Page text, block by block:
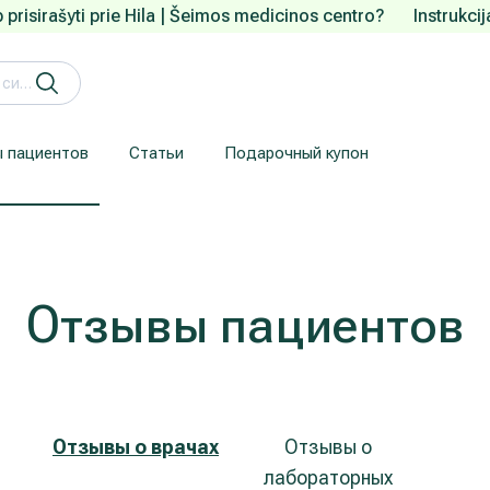
prisirašyti prie Hila | Šeimos medicinos centro?
Статьи Подарочный купон
Отзывы пациентов
Отзывы о врачах
Отзывы о
лабораторных